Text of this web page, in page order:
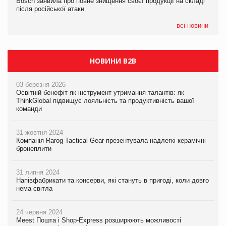
після російської атаки
всі новини
Сергій Лісунов про заморожені хлібобулочні вироби на
після російської атаки
НОВИНИ B2B
03 березня 2026
Освітній бенефіт як інструмент утримання талантів: як
ThinkGlobal підвищує лояльність та продуктивність вашої
команди
31 жовтня 2024
Компанія Rarog Tactical Gear презентувала надлегкі керамічні
бронеплити
31 липня 2024
Напівфабрикати та консерви, які стануть в пригоді, коли довго
нема світла
24 червня 2024
Meest Пошта і Shop-Express розширюють можливості